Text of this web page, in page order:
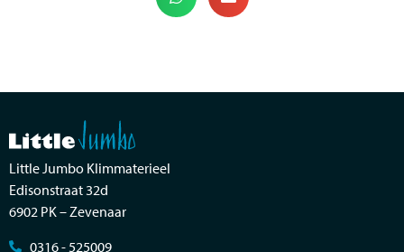
Little Jumbo Klimmaterieel
Edisonstraat 32d
6902 PK – Zevenaar
0316 - 525009